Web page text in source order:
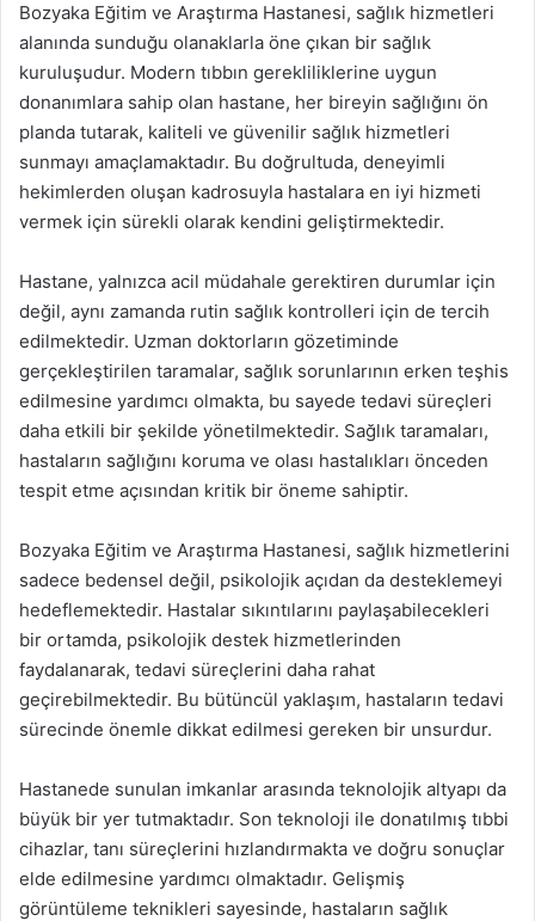
Bozyaka Eğitim ve Araştırma Hastanesi, sağlık hizmetleri
alanında sunduğu olanaklarla öne çıkan bir sağlık
kuruluşudur. Modern tıbbın gerekliliklerine uygun
donanımlara sahip olan hastane, her bireyin sağlığını ön
planda tutarak, kaliteli ve güvenilir sağlık hizmetleri
sunmayı amaçlamaktadır. Bu doğrultuda, deneyimli
hekimlerden oluşan kadrosuyla hastalara en iyi hizmeti
vermek için sürekli olarak kendini geliştirmektedir.
Hastane, yalnızca acil müdahale gerektiren durumlar için
değil, aynı zamanda rutin sağlık kontrolleri için de tercih
edilmektedir. Uzman doktorların gözetiminde
gerçekleştirilen taramalar, sağlık sorunlarının erken teşhis
edilmesine yardımcı olmakta, bu sayede tedavi süreçleri
daha etkili bir şekilde yönetilmektedir. Sağlık taramaları,
hastaların sağlığını koruma ve olası hastalıkları önceden
tespit etme açısından kritik bir öneme sahiptir.
Bozyaka Eğitim ve Araştırma Hastanesi, sağlık hizmetlerini
sadece bedensel değil, psikolojik açıdan da desteklemeyi
hedeflemektedir. Hastalar sıkıntılarını paylaşabilecekleri
bir ortamda, psikolojik destek hizmetlerinden
faydalanarak, tedavi süreçlerini daha rahat
geçirebilmektedir. Bu bütüncül yaklaşım, hastaların tedavi
sürecinde önemle dikkat edilmesi gereken bir unsurdur.
Hastanede sunulan imkanlar arasında teknolojik altyapı da
büyük bir yer tutmaktadır. Son teknoloji ile donatılmış tıbbi
cihazlar, tanı süreçlerini hızlandırmakta ve doğru sonuçlar
elde edilmesine yardımcı olmaktadır. Gelişmiş
görüntüleme teknikleri sayesinde, hastaların sağlık